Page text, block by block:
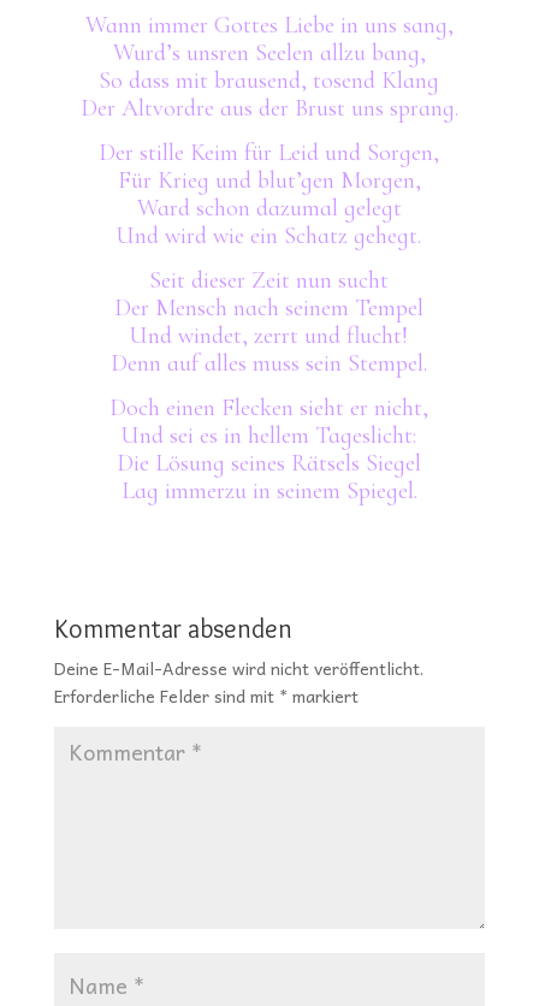
Wann immer Gottes Liebe in uns sang,
Wurd’s unsren Seelen allzu bang,
So dass mit brausend, tosend Klang
Der Altvordre aus der Brust uns sprang.
Der stille Keim für Leid und Sorgen,
Für Krieg und blut’gen Morgen,
Ward schon dazumal gelegt
Und wird wie ein Schatz gehegt.
Seit dieser Zeit nun sucht
Der Mensch nach seinem Tempel
Und windet, zerrt und flucht!
Denn auf alles muss sein Stempel.
Doch einen Flecken sieht er nicht,
Und sei es in hellem Tageslicht:
Die Lösung seines Rätsels Siegel
Lag immerzu in seinem Spiegel.
Kommentar absenden
Deine E-Mail-Adresse wird nicht veröffentlicht.
Erforderliche Felder sind mit * markiert